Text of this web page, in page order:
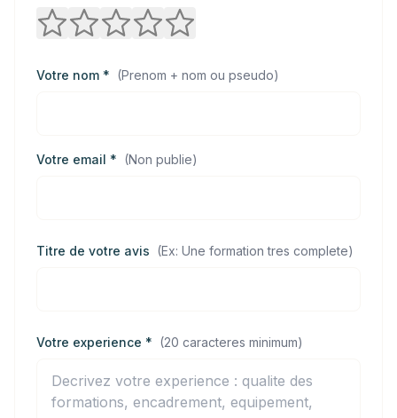
Votre nom * (Prenom + nom ou pseudo)
Votre email * (Non publie)
Titre de votre avis (Ex: Une formation tres complete)
Votre experience * (20 caracteres minimum)